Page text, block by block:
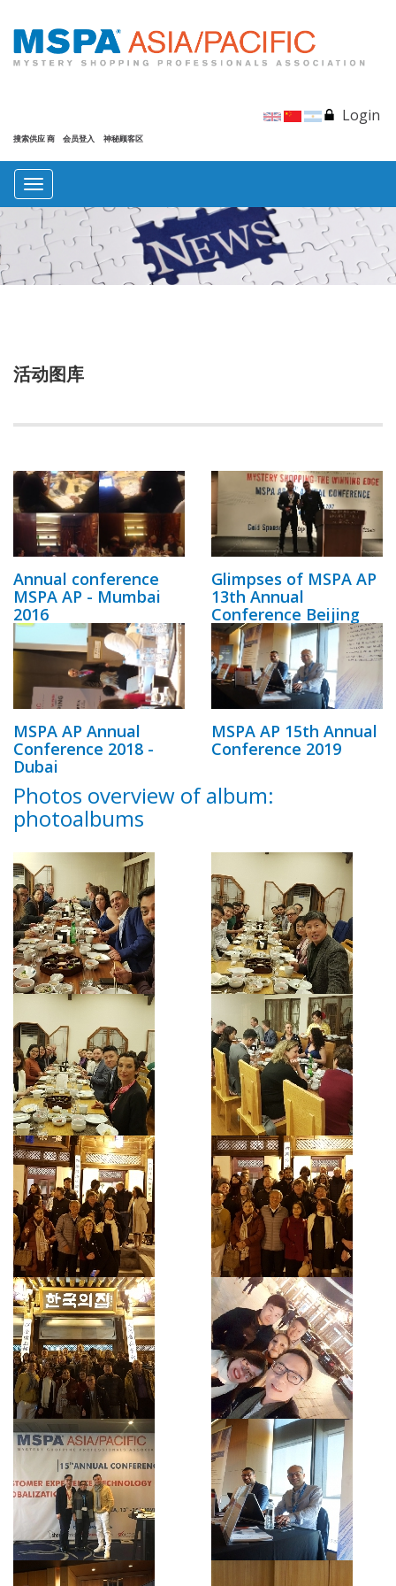
Login
搜索供应 商 会员登入 神秘顾客区
Toggle
navigation
活动图库
Annual conference
MSPA AP - Mumbai
2016
Glimpses of MSPA AP
13th Annual
Conference Beijing
MSPA AP Annual
Conference 2018 -
Dubai
MSPA AP 15th Annual
Conference 2019
Photos overview of album:
photoalbums